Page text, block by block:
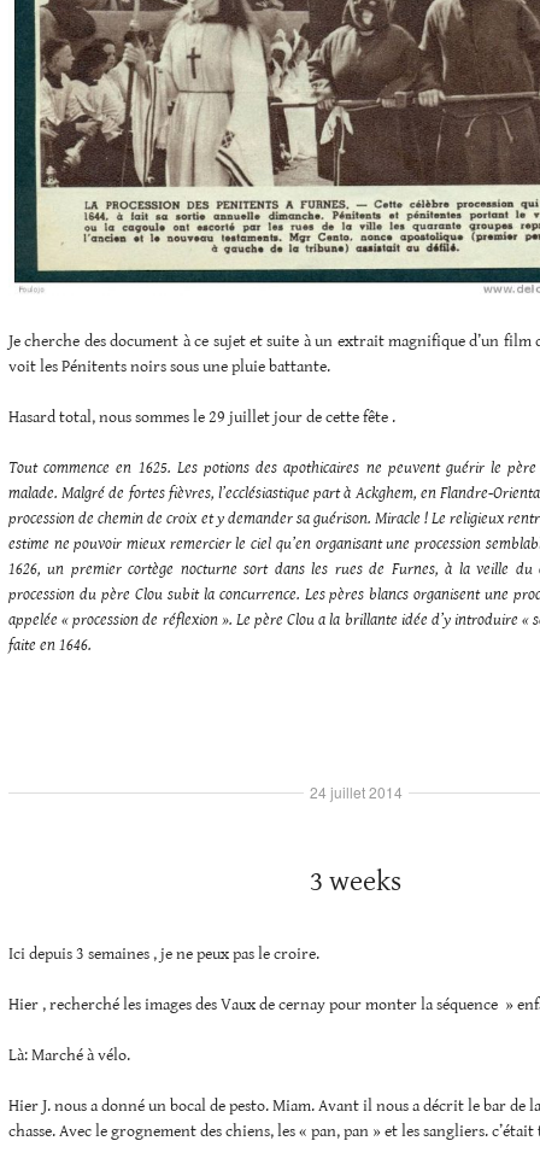
Je cherche des document à ce sujet et suite à un extrait magnifique d’un film
voit les Pénitents noirs sous une pluie battante.
Hasard total, nous sommes le 29 juillet jour de cette fête .
Tout commence en 1625. Les potions des apothicaires ne peuvent guérir le père
malade. Malgré de fortes fièvres, l’ecclésiastique part à Ackghem, en Flandre-
procession de chemin de croix et y demander sa guérison. Miracle ! Le religieux
estime ne pouvoir mieux remercier le ciel qu’en organisant une procession
1626, un premier cortège nocturne sort dans les rues de Furnes, à la veille du
procession du père Clou subit la concurrence. Les pères blancs organisent une
appelée « procession de réflexion ». Le père Clou a la brillante idée d’y introduire «
faite en 1646.
3 weeks
Ici depuis 3 semaines , je ne peux pas le croire.
Hier , recherché les images des Vaux de cernay pour monter la séquence »
Là: Marché à vélo.
Hier J. nous a donné un bocal de pesto. Miam. Avant il nous a décrit le bar de
chasse. Avec le grognement des chiens, les « pan, pan » et les sangliers.
24 juillet 2014